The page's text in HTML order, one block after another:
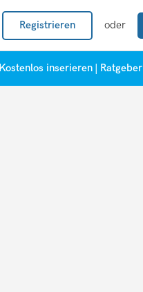
Registrieren oder
Kostenlos inserieren Ratgeber